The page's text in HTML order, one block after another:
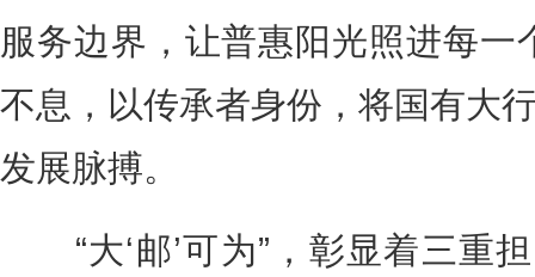
服务边界，让普惠阳光照进每一
不息，以传承者身份，将国有大
发展脉搏。
“大‘邮’可为”，彰显着三重担